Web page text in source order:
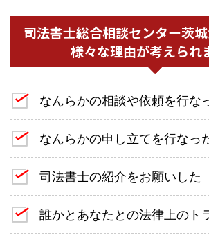
司法書士総合相談センター茨
様々な理由が考えられ
なんらかの相談や依頼を行な
なんらかの申し立てを行なっ
司法書士の紹介をお願いした
誰かとあなたとの法律上のト